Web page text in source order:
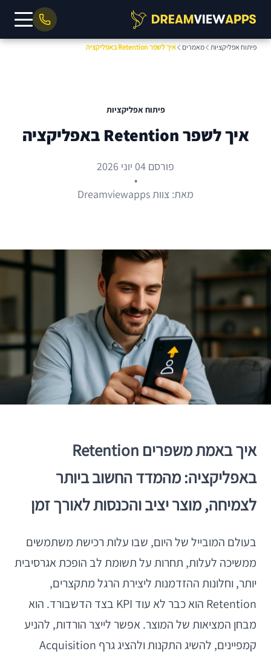
פיתוח אפליקציות מאמרים איך לשפר Retention באפליקציה
פיתוח אפליקציות
איך לשפר Retention באפליקציה
פורסם 04 יוני 2026
•
מאת: צוות Dreamviewapps
איך באמת משפרים Retention
באפליקציה: מהמדד החשוב ביותר
לצמיחה, מוצר יציב והכנסות לאורך זמן
בעולם המובייל של היום, שבו עלות רכישת משתמשים
ממשיכה לעלות, תחרות על תשומת לב הופכת אגרסיבית
יותר, וחלונות ההזדמנות ליצירת הרגל מתקצרים,
Retention הוא כבר לא עוד KPI בצד הדשבורד. הוא
מבחן המציאות של המוצר. אפשר לייצר הורדות, להניע
קמפיינים, להשיג התקנות ולהציג גרף Acquisition